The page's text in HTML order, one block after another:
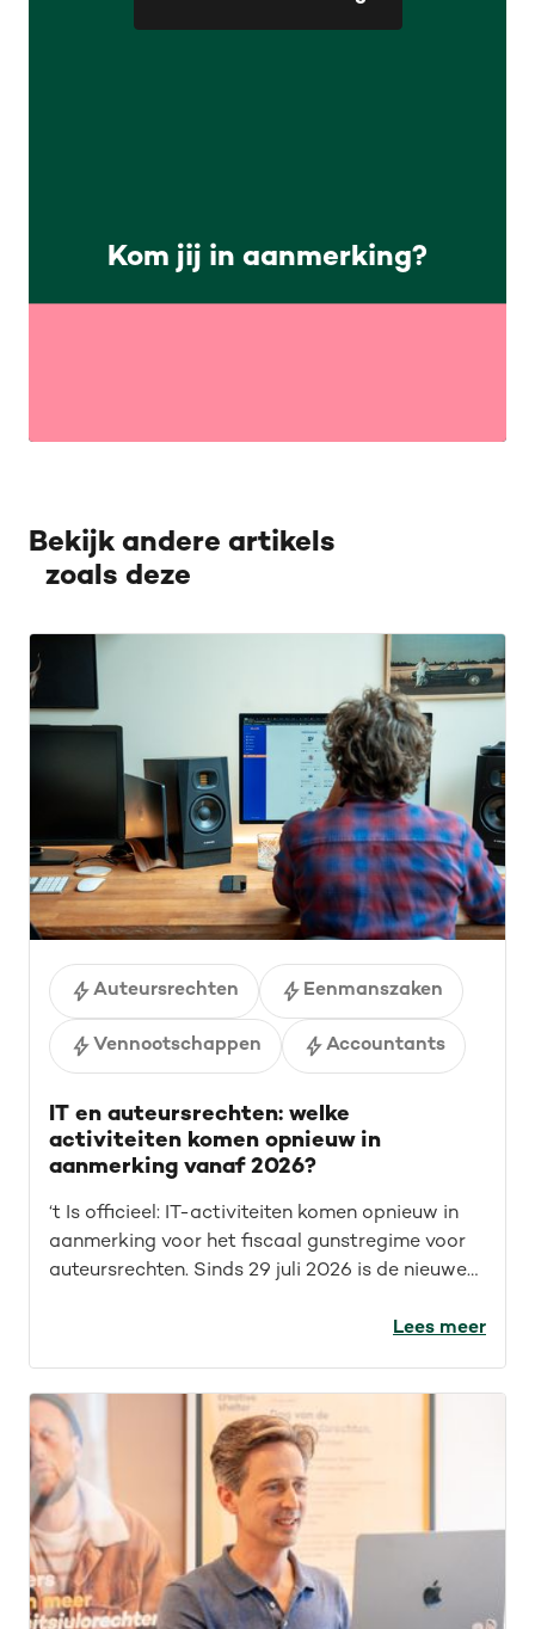
Kom jij in aanmerking?
Bekijk andere artikels
zoals deze
Auteursrechten Eenmanszaken
Vennootschappen Accountants
IT en auteursrechten: welke
activiteiten komen opnieuw in
aanmerking vanaf 2026?
‘t Is officieel: IT-activiteiten komen opnieuw in
aanmerking voor het fiscaal gunstregime voor
auteursrechten. Sinds 29 juli 2026 is de nieuwe
voor IT’ers? Welke opdrachten vallen nu onder
een overzicht.
Lees meer